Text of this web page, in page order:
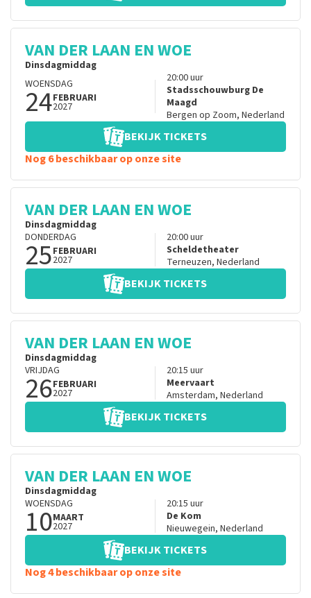
VAN DER LAAN EN WOE
Dinsdagmiddag
WOENSDAG
24FEBRUARI
2027
20:00uur
Stadsschouwburg De
Maagd
Bergen op Zoom, Nederland
BEKIJK TICKETS
Nog 6 beschikbaar op onze site
VAN DER LAAN EN WOE
Dinsdagmiddag
DONDERDAG
25FEBRUARI
2027
20:00uur
Scheldetheater
Terneuzen, Nederland
BEKIJK TICKETS
VAN DER LAAN EN WOE
Dinsdagmiddag
VRIJDAG
26FEBRUARI
2027
20:15 uur
Meervaart
Amsterdam, Nederland
BEKIJK TICKETS
VAN DER LAAN EN WOE
Dinsdagmiddag
WOENSDAG
10MAART
2027
20:15 uur
De Kom
Nieuwegein, Nederland
BEKIJK TICKETS
Nog 4 beschikbaar op onze site